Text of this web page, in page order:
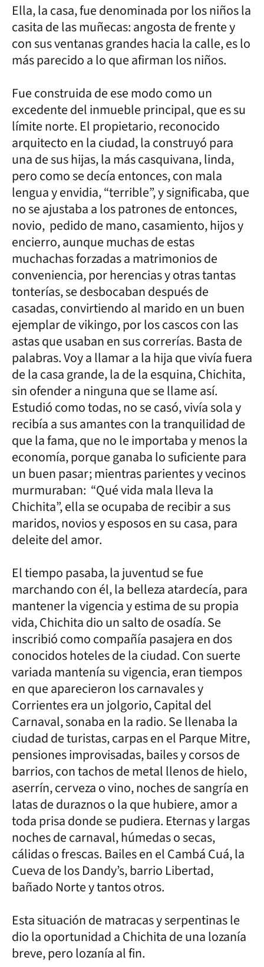
Ella, la casa, fue denominada por los niños la
casita de las muñecas: angosta de frente y
con sus ventanas grandes hacia la calle, es lo
más parecido a lo que afirman los niños.
Fue construida de ese modo como un
excedente del inmueble principal, que es su
límite norte. El propietario, reconocido
arquitecto en la ciudad, la construyó para
una de sus hijas, la más casquivana, linda,
pero como se decía entonces, con mala
lengua y envidia, “terrible”, y significaba, que
no se ajustaba a los patrones de entonces,
novio, pedido de mano, casamiento, hijos y
encierro, aunque muchas de estas
muchachas forzadas a matrimonios de
conveniencia, por herencias y otras tantas
tonterías, se desbocaban después de
casadas, convirtiendo al marido en un buen
ejemplar de vikingo, por los cascos con las
astas que usaban en sus correrías. Basta de
palabras. Voy a llamar a la hija que vivía fuera
de la casa grande, la de la esquina, Chichita,
sin ofender a ninguna que se llame así.
Estudió como todas, no se casó, vivía sola y
recibía a sus amantes con la tranquilidad de
que la fama, que no le importaba y menos la
economía, porque ganaba lo suficiente para
un buen pasar; mientras parientes y vecinos
murmuraban: “Qué vida mala lleva la
Chichita”, ella se ocupaba de recibir a sus
maridos, novios y esposos en su casa, para
deleite del amor.
El tiempo pasaba, la juventud se fue
marchando con él, la belleza atardecía, para
mantener la vigencia y estima de su propia
vida, Chichita dio un salto de osadía. Se
inscribió como compañía pasajera en dos
conocidos hoteles de la ciudad. Con suerte
variada mantenía su vigencia, eran tiempos
en que aparecieron los carnavales y
Corrientes era un jolgorio, Capital del
Carnaval, sonaba en la radio. Se llenaba la
ciudad de turistas, carpas en el Parque Mitre,
pensiones improvisadas, bailes y corsos de
barrios, con tachos de metal llenos de hielo,
aserrín, cerveza o vino, noches de sangría en
latas de duraznos o la que hubiere, amor a
toda prisa donde se pudiera. Eternas y largas
noches de carnaval, húmedas o secas,
cálidas o frescas. Bailes en el Cambá Cuá, la
Cueva de los Dandy’s, barrio Libertad,
bañado Norte y tantos otros.
Esta situación de matracas y serpentinas le
dio la oportunidad a Chichita de una lozanía
breve, pero lozanía al fin.